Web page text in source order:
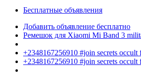
Бесплатные объявления
Добавить объявление бесплатно
Ремешок для Xiaomi Mi Band 3
+2348167256910 #join secrets
+2348167256910 #join secrets